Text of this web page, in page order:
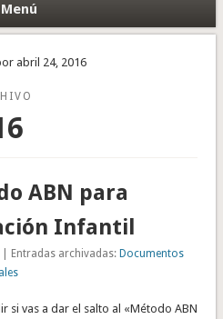
Menú
abril 24, 2016
ABN para
Infantil
| Entradas archivadas:Documentos
si vas a dar el salto al «Método ABN